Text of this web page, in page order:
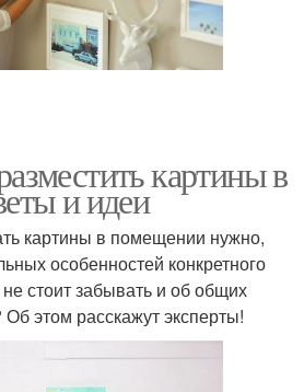
картины в
и идеи
картины в помещении нужно,
особенностей конкретного
стоит забывать и об общих
этом расскажут эксперты!